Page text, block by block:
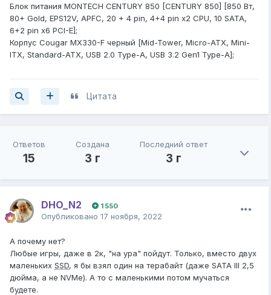
Блок питания MONTECH CENTURY 850 [CENTURY 850] [850 Вт,
80+ Gold, EPS12V, APFC, 20 + 4 pin, 4+4 pin x2 CPU, 10 SATA,
6+2 pin x6 PCI-E];
Корпус Cougar MX330-F черный [Mid-Tower, Micro-ATX, Mini-
ITX, Standard-ATX, USB 2.0 Type-A, USB 3.2 Gen1 Type-A];
Цитата
Ответов
15
Создана
3 г
Последний ответ
3 г
DHO_N2 1 550
Опубликовано 17 ноября, 2022
А почему нет?
Любые игры, даже в 2к, "на ура" пойдут. Только, вместо двух
маленьких SSD, я бы взял один на терабайт (даже SATA III 2,5
дюйма, а не NVMe). А то с маленькими потом мучаться
будете.